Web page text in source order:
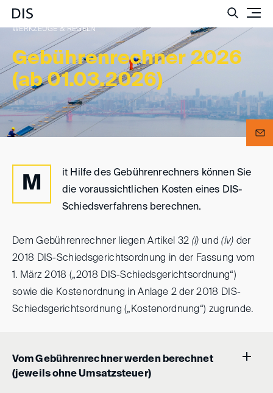
Gebührenrechner 2026
(ab 01.03.2026)
WERKZEUGE & REGELN
M
it Hilfe des Gebührenrechners können Sie
die voraussichtlichen Kosten eines DIS-
Schiedsverfahrens berechnen.
Dem Gebührenrechner liegen Artikel 32 (i) und(iv) der
2018 DIS-Schiedsgerichtsordnung in der Fassung vom
1. März 2018 („2018 DIS-Schiedsgerichtsordnung“)
sowie die Kostenordnung in Anlage 2 der 2018 DIS-
Schiedsgerichtsordnung („Kostenordnung“) zugrunde.
Vom Gebührenrechner werden berechnet
(jeweils ohne Umsatzsteuer)